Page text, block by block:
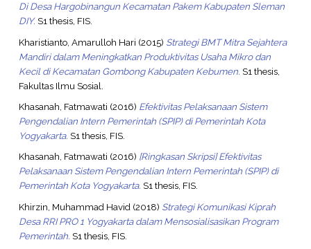
Di Desa Hargobinangun Kecamatan Pakem Kabupaten Sleman
DIY.S1 thesis, FIS.
Kharistianto, Amarulloh Hari (2015) Strategi BMT Mitra Sejahtera
Mandiri dalam Meningkatkan Produktivitas Usaha Mikro dan
Kecil di Kecamatan Gombong Kabupaten Kebumen. S1 thesis,
Fakultas Ilmu Sosial.
Khasanah, Fatmawati (2016) Efektivitas Pelaksanaan Sistem
Pengendalian Intern Pemerintah (SPIP) di Pemerintah Kota
Yogyakarta. S1 thesis, FIS.
Khasanah, Fatmawati (2016) [Ringkasan Skripsi] Efektivitas
Pelaksanaan Sistem Pengendalian Intern Pemerintah (SPIP) di
Pemerintah Kota Yogyakarta. S1 thesis, FIS.
Khirzin, Muhammad Havid (2018) Strategi Komunikasi Kiprah
Desa RRI PRO 1 Yogyakarta dalam Mensosialisasikan Program
Pemerintah. S1 thesis, FIS.